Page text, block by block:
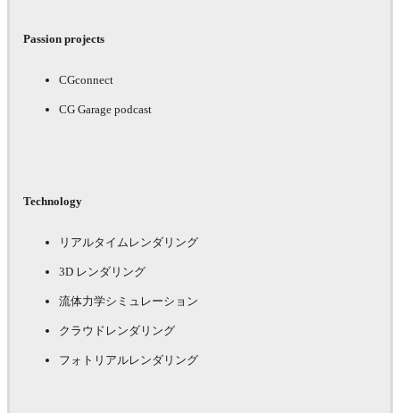
Passion projects
CGconnect
CG Garage podcast
Technology
リアルタイムレンダリング
3D レンダリング
流体力学シミュレーション
クラウドレンダリング
フォトリアルレンダリング